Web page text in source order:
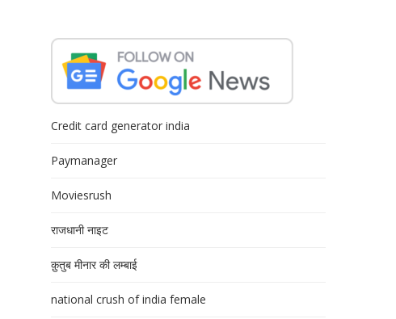
Credit card generator india
Paymanager
Moviesrush
राजधानी नाइट
क़ुतुब मीनार की लम्बाई
national crush of india female